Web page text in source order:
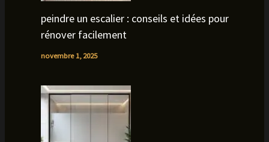
peindre un escalier : conseils et idées pour
rénover facilement
novembre 1, 2025